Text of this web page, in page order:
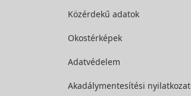
Közérdekű adatok
Okostérképek
Adatvédelem
Akadálymentesítési nyilatkozat